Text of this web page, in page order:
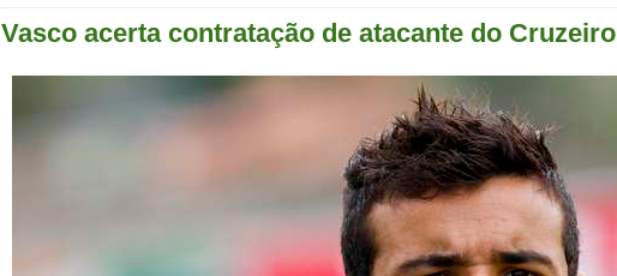
Vasco acerta contratação de atacante do Cruzeiro